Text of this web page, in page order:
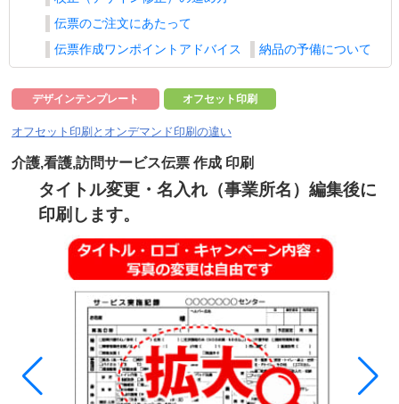
伝票のご注文にあたって
伝票作成ワンポイントアドバイス
納品の予備について
デザインテンプレート オフセット印刷
オフセット印刷とオンデマンド印刷の違い
介護,看護,訪問サービス伝票 作成 印刷
タイトル変更・名入れ（事業所名）編集後に
印刷します。